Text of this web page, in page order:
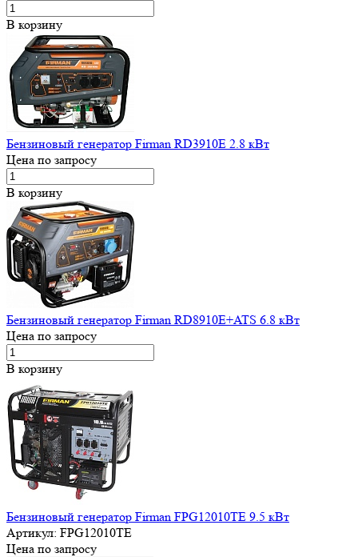
В корзину
Бензиновый генератор Firman RD3910E 2.8 кВт
Цена по запросу
В корзину
Бензиновый генератор Firman RD8910E+ATS 6.8 кВт
Цена по запросу
В корзину
Бензиновый генератор Firman FPG12010TE 9.5 кВт
Артикул: FPG12010TE
Цена по запросу